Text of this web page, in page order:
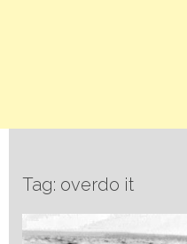
Tag: overdo it